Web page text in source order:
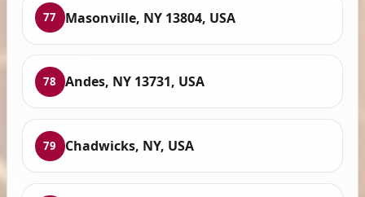
77 Masonville, NY 13804, USA
78 Andes, NY 13731, USA
79 Chadwicks, NY, USA